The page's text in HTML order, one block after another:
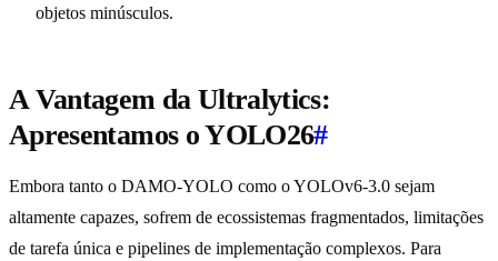
objetos minúsculos.
A Vantagem da Ultralytics:
Apresentamos o YOLO26#
Embora tanto o DAMO-YOLO como o YOLOv6-3.0 sejam
altamente capazes, sofrem de ecossistemas fragmentados, limitações
de tarefa única e pipelines de implementação complexos. Para